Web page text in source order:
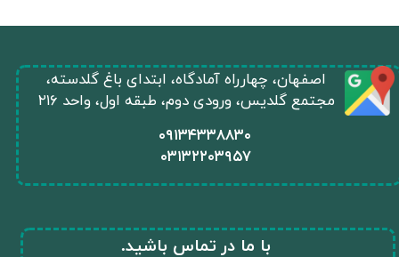
​۰۹۱۳۴۳۳۸۸۳۰
۰۳۱۳۲۲۰۳۹۵۷
​اصفهان، چهارراه آمادگاه، ابتدای باغ گلدسته،
مجتمع گلدیس، ورودی دوم، طبقه اول، واحد ۲۱۶
​با ما در تماس باشید.​​​​​​​